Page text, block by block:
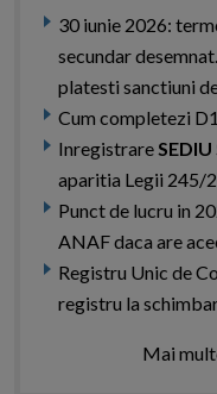
30 iunie 2026:
secundar
platesti sanctiuni
Cum completezi
InregistrareSEDIU
aparitia Legii 245/
Punct de lucru in
ANAF daca are
Registru Unic de
registru la
Mai